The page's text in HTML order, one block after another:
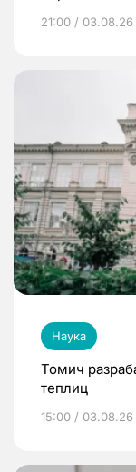
21:00 / 03.08.26
Наука
Томич
теплиц
15:00 / 03.08.26